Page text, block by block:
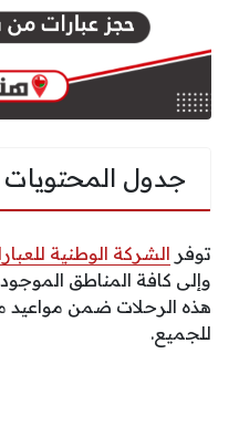
جدول المحتويات
توفر الشركة الوطنية
وإلى كافة المناطق
هذه الرحلات ضمن مواعيد
للجميع.